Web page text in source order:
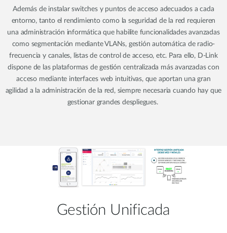
Además de instalar switches y puntos de acceso adecuados a cada
entorno, tanto el rendimiento como la seguridad de la red requieren
una administración informática que habilite funcionalidades avanzadas
como segmentación mediante VLANs, gestión automática de radio-
frecuencia y canales, listas de control de acceso, etc. Para ello, D-Link
dispone de las plataformas de gestión centralizada más avanzadas con
acceso mediante interfaces web intuitivas, que aportan una gran
agilidad a la administración de la red, siempre necesaria cuando hay que
gestionar grandes despliegues.
Gestión Unificada